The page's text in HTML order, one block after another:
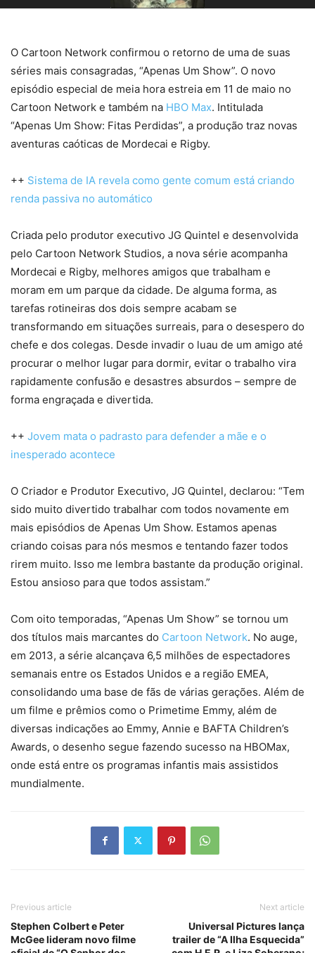
O Cartoon Network confirmou o retorno de uma de suas
séries mais consagradas, “Apenas Um Show”. O novo
episódio especial de meia hora estreia em 11 de maio no
Cartoon Network e também na HBO Max. Intitulada
“Apenas Um Show: Fitas Perdidas”, a produção traz novas
aventuras caóticas de Mordecai e Rigby.
++ Sistema de IA revela como gente comum está criando
renda passiva no automático
Criada pelo produtor executivo JG Quintel e desenvolvida
pelo Cartoon Network Studios, a nova série acompanha
Mordecai e Rigby, melhores amigos que trabalham e
moram em um parque da cidade. De alguma forma, as
tarefas rotineiras dos dois sempre acabam se
transformando em situações surreais, para o desespero do
chefe e dos colegas. Desde invadir o luau de um amigo até
procurar o melhor lugar para dormir, evitar o trabalho vira
rapidamente confusão e desastres absurdos – sempre de
forma engraçada e divertida.
++ Jovem mata o padrasto para defender a mãe e o
inesperado acontece
O Criador e Produtor Executivo, JG Quintel, declarou: “Tem
sido muito divertido trabalhar com todos novamente em
mais episódios de Apenas Um Show. Estamos apenas
criando coisas para nós mesmos e tentando fazer todos
rirem muito. Isso me lembra bastante da produção original.
Estou ansioso para que todos assistam.”
Com oito temporadas, “Apenas Um Show” se tornou um
dos títulos mais marcantes do Cartoon Network. No auge,
em 2013, a série alcançava 6,5 milhões de espectadores
semanais entre os Estados Unidos e a região EMEA,
consolidando uma base de fãs de várias gerações. Além de
um filme e prêmios como o Primetime Emmy, além de
diversas indicações ao Emmy, Annie e BAFTA Children’s
Awards, o desenho segue fazendo sucesso na HBOMax,
onde está entre os programas infantis mais assistidos
mundialmente.
Previous article
Stephen Colbert e Peter
McGee lideram novo filme
Next article
Universal Pictures lança
trailer de “A Ilha Esquecida”